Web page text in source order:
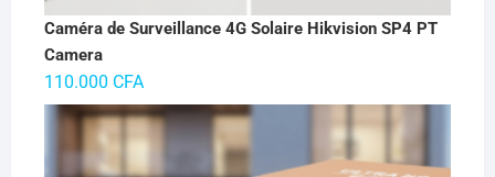
Caméra de Surveillance 4G Solaire Hikvision SP4 PT
Camera
110.000 CFA